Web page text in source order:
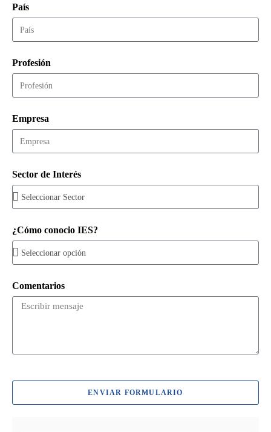
País
Profesión
Empresa
Sector de Interés
¿Cómo conocio IES?
Comentarios
ENVIAR FORMULARIO